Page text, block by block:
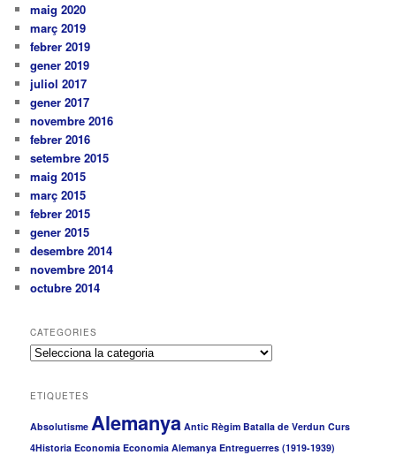
maig 2020
març 2019
febrer 2019
gener 2019
juliol 2017
gener 2017
novembre 2016
febrer 2016
setembre 2015
maig 2015
març 2015
febrer 2015
gener 2015
desembre 2014
novembre 2014
octubre 2014
CATEGORIES
C
e
ETIQUETES
Absolutisme Alemanya Antic Règim Batalla de Verdun Curs
4Historia Economia Economia Alemanya Entreguerres (1919-1939)